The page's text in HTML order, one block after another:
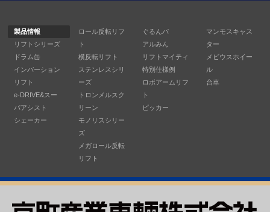
製品情報
リフトシリーズ
ドラム缶
インバーション
リフト
e-DRIVE&スー
パアシスト
シェーカー
ロール反転リフ
ト
横反転リフト
ステンレスシリ
ーズ
トロンメルスク
リーン
モノリスシリー
ズ
メガロール反転
リフト
ぐるんパ
アルみん
リフトマイティ
特別仕様例
ロボアームリフ
ト
ピッカー
マンモスキャス
ター
メビウスホイー
ル
台車